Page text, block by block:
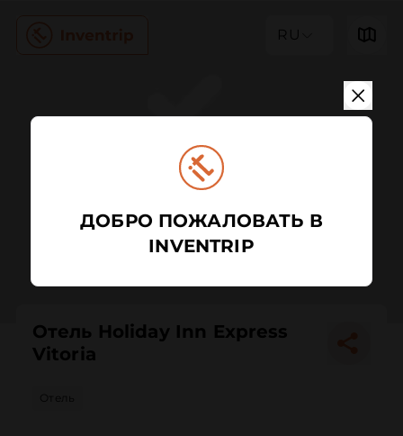
RU
Отель Holiday Inn Express
Vitoria
ДОБРО ПОЖАЛОВАТЬ В
INVENTRIP